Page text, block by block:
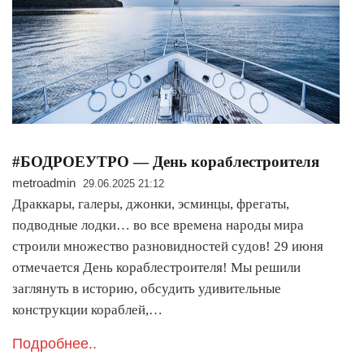
#БОДРОЕУТРО — День кораблестроителя
metroadmin 29.06.2025 21:12
Драккары, галеры, джонки, эсминцы, фрегаты,
подводные лодки… во все времена народы мира
строили множество разновидностей судов! 29 июня
отмечается День кораблестроителя! Мы решили
заглянуть в историю, обсудить удивительные
конструкции кораблей,…
Подробнее..